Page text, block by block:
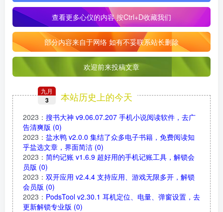
查看更多心仪的内容按Ctrl+D收藏我们
部分内容来自于网络 如有不妥联系站长删除
欢迎前来投稿文章
九月
3 本站历史上的今天
2023 ： 搜书大神 v9.06.07.207 手机小说阅读软件，去广
告清爽版 (0)
2023 ： 盐水鸭 v2.0.0 集结了众多电子书籍，免费阅读知
乎盐选文章，界面简洁 (0)
2023 ： 简约记账 v1.6.9 超好用的手机记账工具，解锁会
员版 (0)
2023 ： 双开应用 v2.4.4 支持应用、游戏无限多开，解锁
会员版 (0)
2023 ： PodsTool v2.30.1 耳机定位、电量、弹窗设置，去
更新解锁专业版 (0)